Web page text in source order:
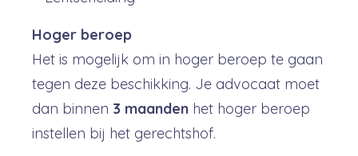
Hoger beroep
Het is mogelijk om in hoger beroep te gaan
tegen deze beschikking. Je advocaat moet
dan binnen 3 maanden het hoger beroep
instellen bij het gerechtshof.